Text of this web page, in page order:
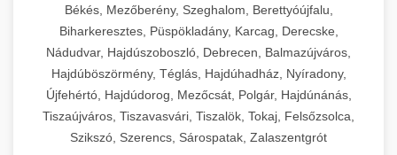
Békés, Mezőberény, Szeghalom, Berettyóújfalu,
Biharkeresztes, Püspökladány, Karcag, Derecske,
Nádudvar, Hajdúszoboszló, Debrecen, Balmazújváros,
Hajdúböszörmény, Téglás, Hajdúhadház, Nyíradony,
Újfehértó, Hajdúdorog, Mezőcsát, Polgár, Hajdúnánás,
Tiszaújváros, Tiszavasvári, Tiszalök, Tokaj, Felsőzsolca,
Szikszó, Szerencs, Sárospatak, Zalaszentgrót